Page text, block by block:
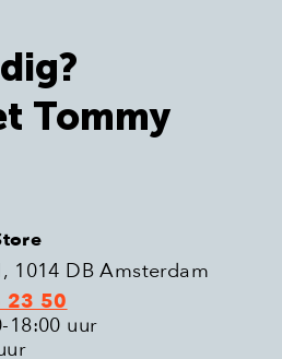
Tommy
1014 DB Amsterdam
23 50
18:00 uur